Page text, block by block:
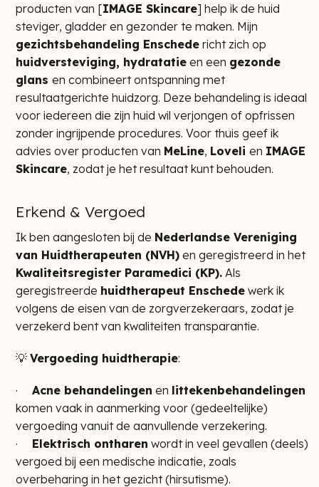
producten van [IMAGE Skincare] help ik de huid
steviger, gladder en gezonder te maken. Mijn
gezichtsbehandeling Enschede richt zich op
huidversteviging, hydratatie en een gezonde
glans en combineert ontspanning met
resultaatgerichte huidzorg. Deze behandeling is ideaal
voor iedereen die zijn huid wil verjongen of opfrissen
zonder ingrijpende procedures. Voor thuis geef ik
advies over producten van MeLine, Loveli en IMAGE
Skincare, zodat je het resultaat kunt behouden.
Erkend & Vergoed
Ik ben aangesloten bij de Nederlandse Vereniging
van Huidtherapeuten (NVH) en geregistreerd in het
Kwaliteitsregister Paramedici (KP). Als
geregistreerde huidtherapeut Enschede werk ik
volgens de eisen van de zorgverzekeraars, zodat je
verzekerd bent van kwaliteiten transparantie.
💡 Vergoeding huidtherapie:
· Acne behandelingen en littekenbehandelingen
komen vaak in aanmerking voor (gedeeltelijke)
vergoeding vanuit de aanvullende verzekering.
· Elektrisch ontharen wordt in veel gevallen (deels)
vergoed bij een medische indicatie, zoals
overbeharing in het gezicht (hirsutisme).